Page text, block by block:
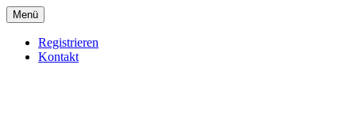
Menü
Registrieren
Kontakt